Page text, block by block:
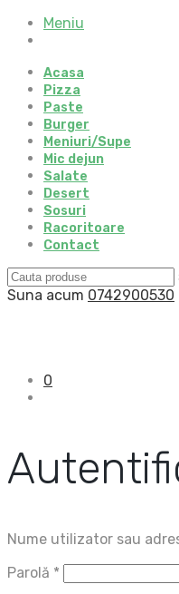
Meniu
Acasa
Pizza
Paste
Burger
Meniuri/Supe
Mic dejun
Salate
Desert
Sosuri
Racoritoare
Contact
Suna acum 0742900530
0
Nume utilizator sau
Parolă *